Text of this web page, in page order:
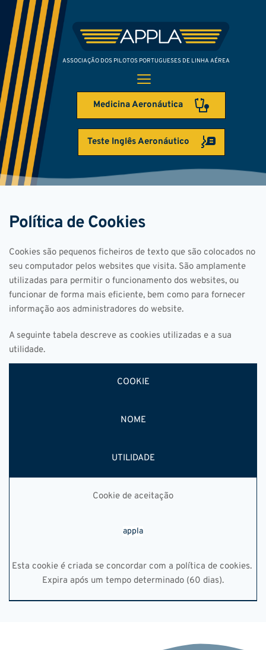
ASSOCIAÇÃO DOS PILOTOS PORTUGUESES DE LINHA AÉREA
Teste Inglês Aeronáutico
Medicina Aeronáutica
Política de Cookies
Cookies são pequenos ficheiros de texto que são colocados no
seu computador pelos websites que visita. São amplamente
utilizadas para permitir o funcionamento dos websites, ou
funcionar de forma mais eficiente, bem como para fornecer
informação aos administradores do website.
A seguinte tabela descreve as cookies utilizadas e a sua
utilidade.
COOKIE
NOME
UTILIDADE
Cookie de aceitação
appla
Esta cookie é criada se concordar com a política de cookies.
Expira após um tempo determinado (60 dias).